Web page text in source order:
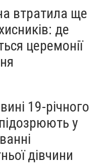
втратила ще
де
церемонії
19-річного
у
дівчини